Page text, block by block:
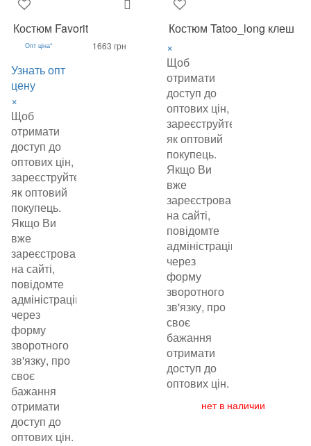
Костюм Favorit
Опт ціна*
Узнать опт
цену
×
Щоб
отримати
доступ до
оптових цін,
зареєструйтеся
як оптовий
покупець.
Якщо Ви
вже
зареєстровані
на сайті,
повідомте
адміністрацію
через
форму
зворотного
зв'язку, про
своє
бажання
отримати
доступ до
оптових цін.
1663 грн
Костюм Tatoo_long клеш
×
Щоб
отримати
доступ до
оптових цін,
зареєструйтеся
як оптовий
покупець.
Якщо Ви
вже
зареєстровані
на сайті,
повідомте
адміністрацію
через
форму
зворотного
зв'язку, про
своє
бажання
отримати
доступ до
оптових цін.
нет в наличии